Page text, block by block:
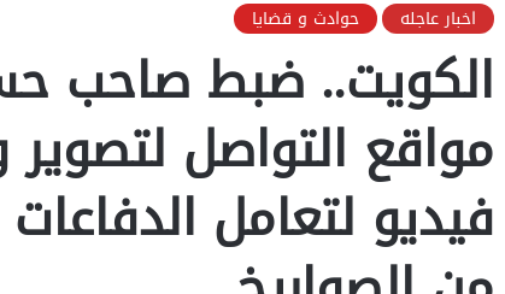
اخبار عاجله حوادث و قضايا
الكويت.. ضبط صاحب
مواقع التواصل
فيديو لتعامل